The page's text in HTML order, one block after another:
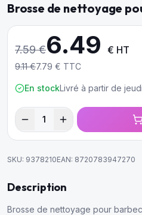
Brosse de nettoyage
7.59€6.49 € HT
9.11€7.79 € TTC
En stockLivré à partir de
1
SKU: 9378210EAN: 8720783947270
Description
Brosse de nettoyage pour